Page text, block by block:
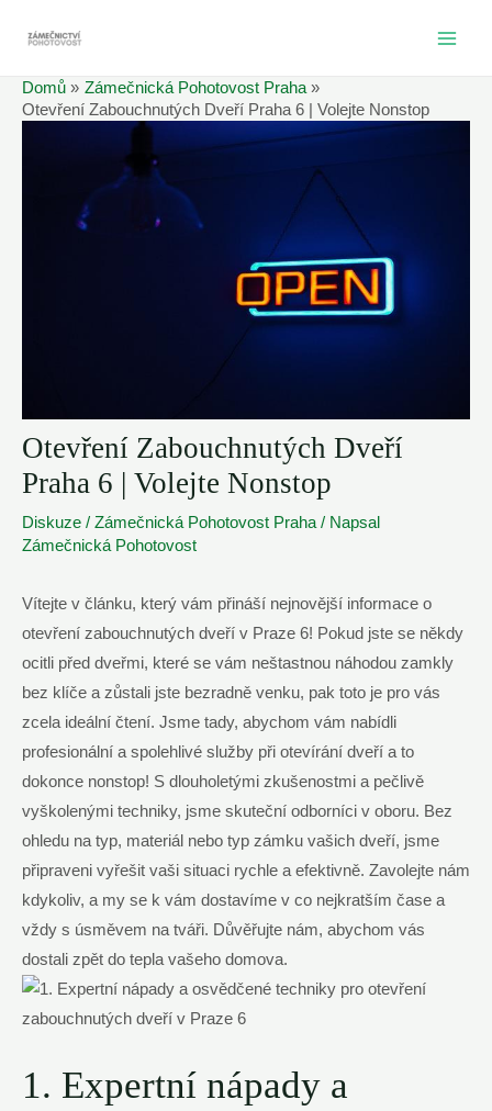
Domů
Zámečnická Pohotovost Praha
Otevření Zabouchnutých Dveří Praha 6 | Volejte Nonstop
Otevření Zabouchnutých Dveří
Praha 6 | Volejte Nonstop
Diskuze / Zámečnická Pohotovost Praha/ Napsal
Zámečnická Pohotovost
Vítejte v článku, který vám přináší nejnovější informace o
otevření zabouchnutých dveří v Praze 6! Pokud jste se někdy
ocitli před dveřmi, které se vám neštastnou náhodou zamkly
bez klíče a zůstali jste bezradně venku, pak toto je pro vás
zcela ideální čtení. Jsme tady, abychom vám nabídli
profesionální a spolehlivé služby při otevírání dveří a to
dokonce nonstop! S dlouholetými zkušenostmi a pečlivě
vyškolenými techniky, jsme skuteční odborníci v oboru. Bez
ohledu na typ, materiál nebo typ zámku vašich dveří, jsme
připraveni vyřešit vaši situaci rychle a efektivně. Zavolejte nám
kdykoliv, a my se k vám dostavíme v co nejkratším čase a
vždy s úsměvem na tváři. Důvěřujte nám, abychom vás
dostali zpět do tepla vašeho domova.
1. Expertní nápady a